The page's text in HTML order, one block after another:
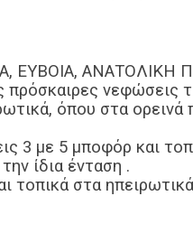
ΕΥΒΟΙΑ,
πρόσκαιρες νεφώσεις
όπου στα
3 με 5 μποφόρ και
ίδια ένταση .
τοπικά στα